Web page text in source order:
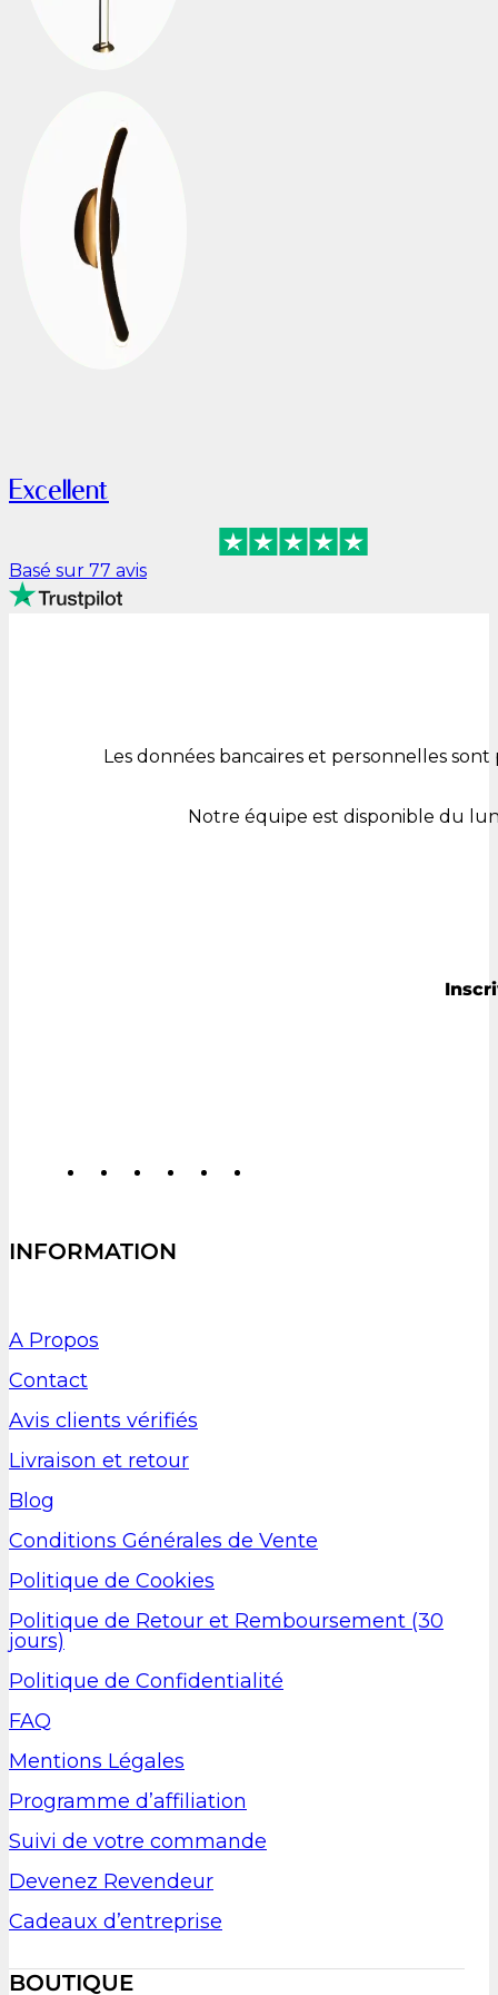
Excellent
Basé sur 77 avis
Les données bancaires et personnelles sont
Notre équipe est disponible du
INFORMATION
A Propos
Contact
Avis clients vérifiés
Livraison et retour
Blog
Conditions Générales de Vente
Politique de Cookies
Politique de Retour et Remboursement (30
jours)
Politique de Confidentialité
FAQ
Mentions Légales
Programme d’affiliation
Suivi de votre commande
Devenez Revendeur
Cadeaux d’entreprise
BOUTIQUE